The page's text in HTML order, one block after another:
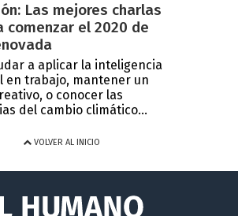
Las mejores charlas
comenzar el 2020 de
a aplicar la inteligencia
en trabajo, mantener un
o conocer las
del cambio climático...
VOLVER AL INICIO